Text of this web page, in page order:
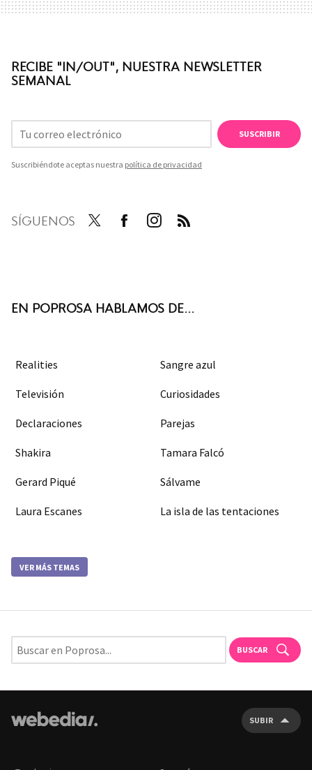
RECIBE "IN/OUT", NUESTRA NEWSLETTER
SEMANAL
SUSCRIBIR
Suscribiéndote aceptas nuestra política de privacidad
SÍGUENOS
EN POPROSA HABLAMOS DE...
Realities Sangre azul
Televisión Curiosidades
Declaraciones Parejas
Shakira Tamara Falcó
Gerard Piqué Sálvame
Laura Escanes La isla de las tentaciones
VER MÁS TEMAS
BUSCAR
SUBIR